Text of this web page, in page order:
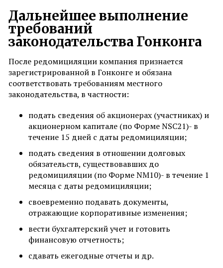
Дальнейшее выполнение
требований
законодательства Гонконга
После редомициляции компания признается
зарегистрированной в Гонконге и обязана
соответствовать требованиям местного
законодательства, в частности:
подать сведения об акционерах (участниках) и
акционерном капитале (по Форме NSC21)- в
течение 15 дней с даты редомициляции;
подать сведения в отношении долговых
обязательств, существовавших до
редомициляции (по Форме NM10)- в течение 1
месяца с даты редомициляции;
своевременно подавать документы,
отражающие корпоративные изменения;
вести бухгалтерский учет и готовить
финансовую отчетность;
сдавать ежегодные отчеты и др.